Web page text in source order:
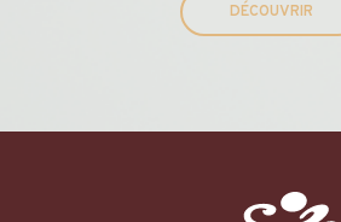
DÉCOUVRIR